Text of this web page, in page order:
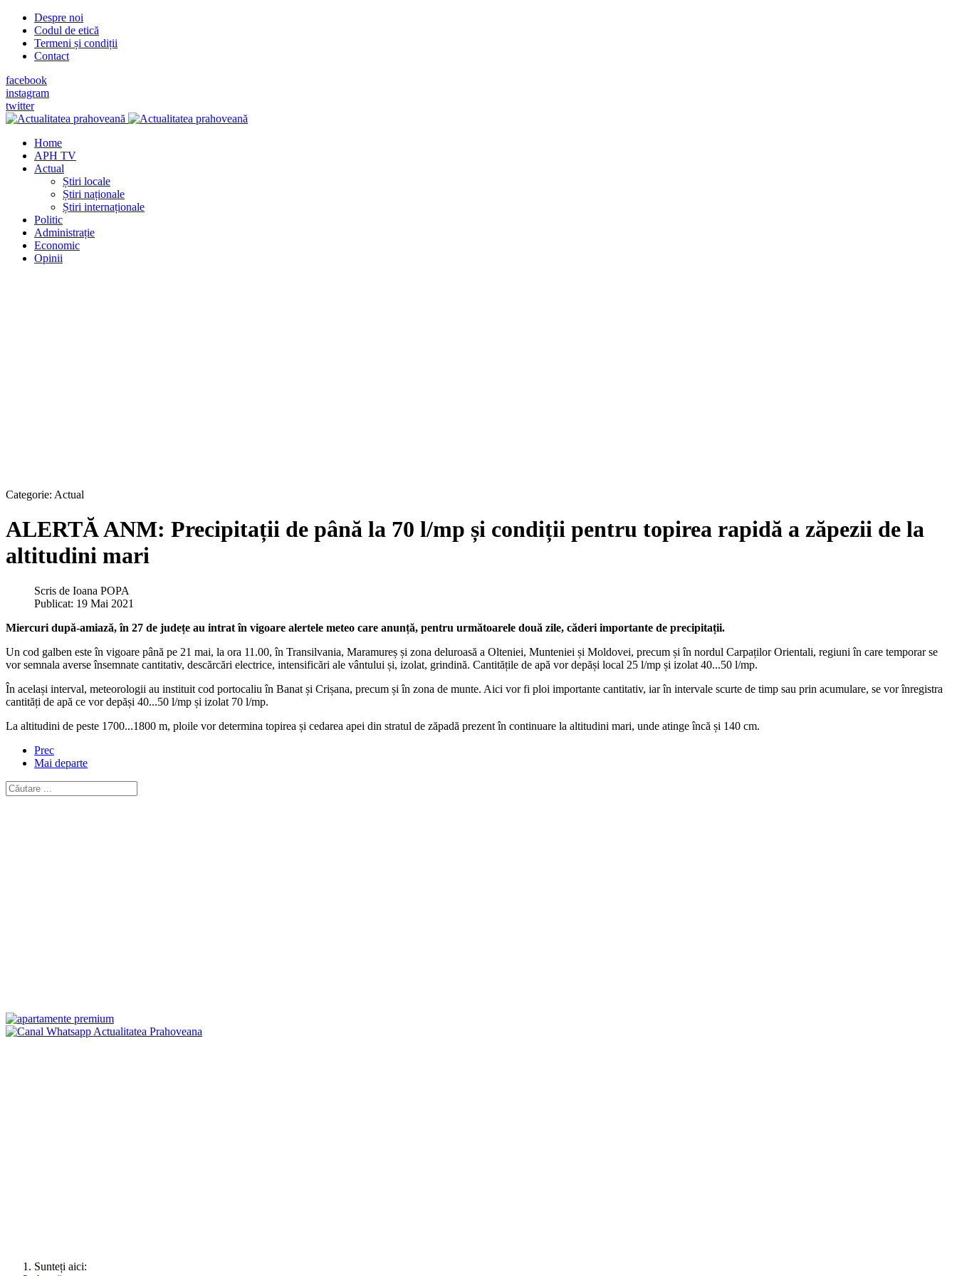
Despre noi
Codul de etică
Termeni și condiții
Contact
facebook
instagram
twitter
Home
APH TV
Actual
Știri locale
Știri naționale
Știri internaționale
Politic
Administrație
Economic
Opinii
Categorie: Actual
ALERTĂ ANM: Precipitații de până la 70 l/mp și condiții pentru topirea rapidă a zăpezii de la
altitudini mari
Scris de Ioana POPA
Publicat: 19 Mai 2021
Miercuri după-amiază, în 27 de județe au intrat în vigoare alertele meteo care anunță, pentru următoarele două zile, căderi importante de precipitații.
Un cod galben este în vigoare până pe 21 mai, la ora 11.00, în Transilvania, Maramureș și zona deluroasă a Olteniei, Munteniei și Moldovei, precum și în nordul Carpaților Orientali, regiuni în care temporar se
vor semnala averse însemnate cantitativ, descărcări electrice, intensificări ale vântului și, izolat, grindină. Cantitățile de apă vor depăși local 25 l/mp și izolat 40...50 l/mp.
În același interval, meteorologii au instituit cod portocaliu în Banat și Crișana, precum și în zona de munte. Aici vor fi ploi importante cantitativ, iar în intervale scurte de timp sau prin acumulare, se vor înregistra
cantități de apă ce vor depăși 40...50 l/mp și izolat 70 l/mp.
La altitudini de peste 1700...1800 m, ploile vor determina topirea și cedarea apei din stratul de zăpadă prezent în continuare la altitudini mari, unde atinge încă și 140 cm.
Prec
Mai departe
Sunteți aici: